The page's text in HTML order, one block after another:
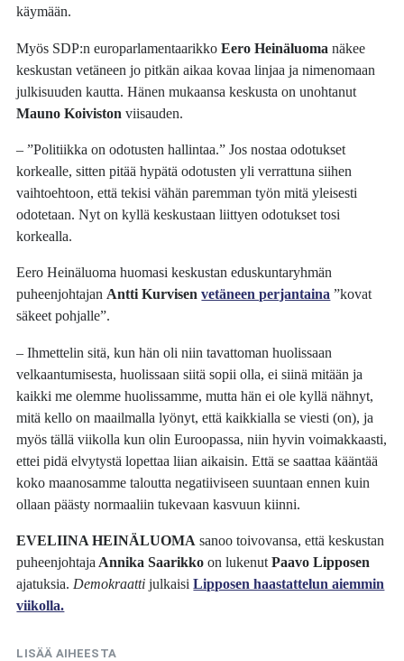
käymään.
Myös SDP:n europarlamentaarikko Eero Heinäluoma näkee
keskustan vetäneen jo pitkän aikaa kovaa linjaa ja nimenomaan
julkisuuden kautta. Hänen mukaansa keskusta on unohtanut
Mauno Koiviston viisauden.
– ”Politiikka on odotusten hallintaa.” Jos nostaa odotukset
korkealle, sitten pitää hypätä odotusten yli verrattuna siihen
vaihtoehtoon, että tekisi vähän paremman työn mitä yleisesti
odotetaan. Nyt on kyllä keskustaan liittyen odotukset tosi
korkealla.
Eero Heinäluoma huomasi keskustan eduskuntaryhmän
puheenjohtajanAntti Kurvisen vetäneen perjantaina ”kovat
säkeet pohjalle”.
– Ihmettelin sitä, kun hän oli niin tavattoman huolissaan
velkaantumisesta, huolissaan siitä sopii olla, ei siinä mitään ja
kaikki me olemme huolissamme, mutta hän ei ole kyllä nähnyt,
mitä kello on maailmalla lyönyt, että kaikkialla se viesti (on), ja
myös tällä viikolla kun olin Euroopassa, niin hyvin voimakkaasti,
ettei pidä elvytystä lopettaa liian aikaisin. Että se saattaa kääntää
koko maanosamme taloutta negatiiviseen suuntaan ennen kuin
ollaan päästy normaaliin tukevaan kasvuun kiinni.
EVELIINA HEINÄLUOMA sanoo toivovansa, että keskustan
puheenjohtajaAnnika Saarikko on lukenutPaavo Lipposen
ajatuksia.Demokraatti julkaisiLipposen haastattelun aiemmin
viikolla.
LISÄÄ AIHEESTA